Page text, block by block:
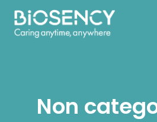
Salta
contenuto
Non